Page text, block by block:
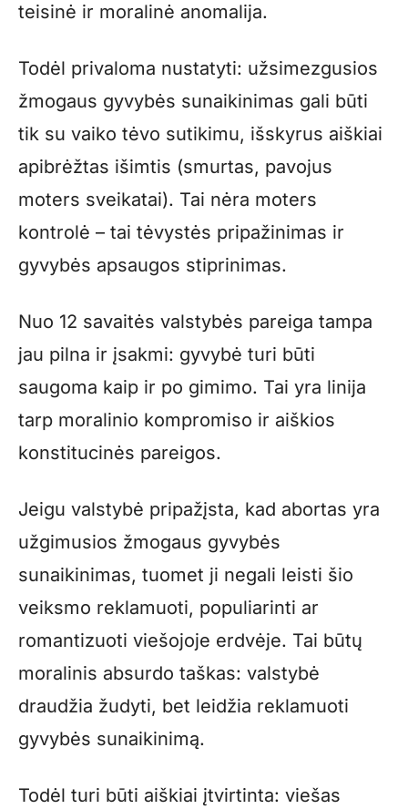
teisinė ir moralinė anomalija.
Todėl privaloma nustatyti: užsimezgusios
žmogaus gyvybės sunaikinimas gali būti
tik su vaiko tėvo sutikimu, išskyrus aiškiai
apibrėžtas išimtis (smurtas, pavojus
moters sveikatai). Tai nėra moters
kontrolė – tai tėvystės pripažinimas ir
gyvybės apsaugos stiprinimas.
Nuo 12 savaitės valstybės pareiga tampa
jau pilna ir įsakmi: gyvybė turi būti
saugoma kaip ir po gimimo. Tai yra linija
tarp moralinio kompromiso ir aiškios
konstitucinės pareigos.
Jeigu valstybė pripažįsta, kad abortas yra
užgimusios žmogaus gyvybės
sunaikinimas, tuomet ji negali leisti šio
veiksmo reklamuoti, populiarinti ar
romantizuoti viešojoje erdvėje. Tai būtų
moralinis absurdo taškas: valstybė
draudžia žudyti, bet leidžia reklamuoti
gyvybės sunaikinimą.
Todėl turi būti aiškiai įtvirtinta: viešas